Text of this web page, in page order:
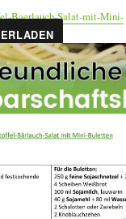
Baerlauch-Salat-mit-Mini-